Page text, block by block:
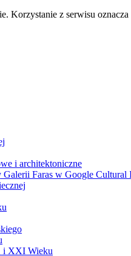
z serwisu oznacza
i architektoniczne
Galerii Faras w Google Cultural
i XXI Wieku